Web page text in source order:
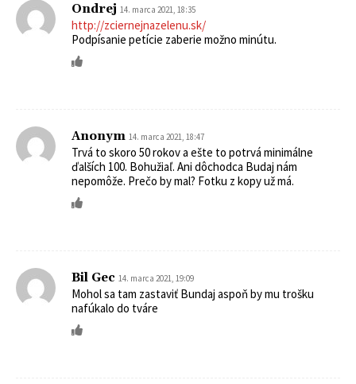
Ondrej 14. marca 2021, 18:35
http://zciernejnazelenu.sk/
Podpísanie petície zaberie možno minútu.
Anonym 14. marca 2021, 18:47
Trvá to skoro 50 rokov a ešte to potrvá minimálne
ďalších 100. Bohužiaľ. Ani dôchodca Budaj nám
nepomôže. Prečo by mal? Fotku z kopy už má.
Bil Gec 14. marca 2021, 19:09
Mohol sa tam zastaviť Bundaj aspoň by mu trošku
nafúkalo do tváre